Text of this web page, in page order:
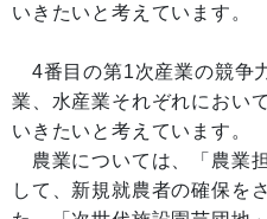
いきたいと考えています。
4番目の第1次産業の競争
業、水産業それぞれにおい
いきたいと考えています。
農業については、「農業
して、新規就農者の確保を